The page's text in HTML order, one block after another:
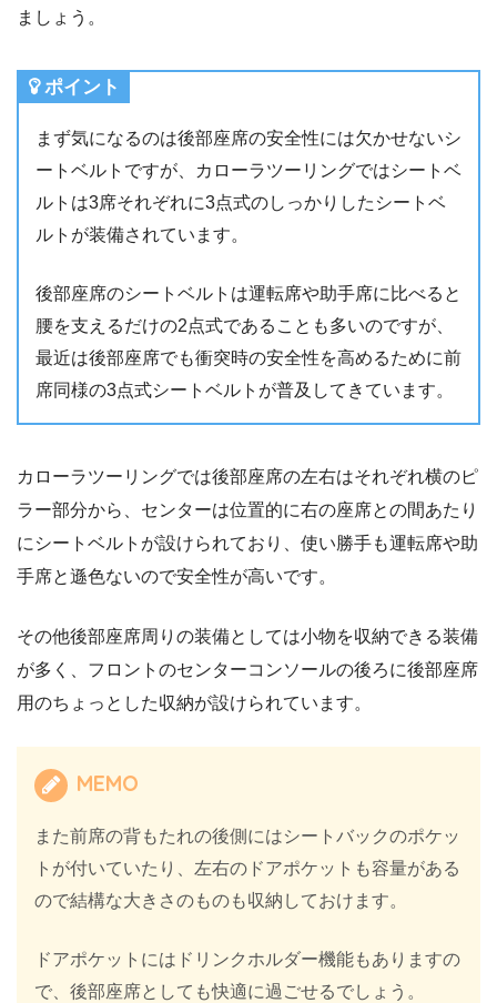
ましょう。
ポイント
まず気になるのは後部座席の安全性には欠かせないシ
ートベルトですが、カローラツーリングではシートベ
ルトは3席それぞれに3点式のしっかりしたシートベ
ルトが装備されています。
後部座席のシートベルトは運転席や助手席に比べると
腰を支えるだけの2点式であることも多いのですが、
最近は後部座席でも衝突時の安全性を高めるために前
席同様の3点式シートベルトが普及してきています。
カローラツーリングでは後部座席の左右はそれぞれ横のピ
ラー部分から、センターは位置的に右の座席との間あたり
にシートベルトが設けられており、使い勝手も運転席や助
手席と遜色ないので安全性が高いです。
その他後部座席周りの装備としては小物を収納できる装備
が多く、フロントのセンターコンソールの後ろに後部座席
用のちょっとした収納が設けられています。
MEMO
また前席の背もたれの後側にはシートバックのポケッ
トが付いていたり、左右のドアポケットも容量がある
ので結構な大きさのものも収納しておけます。
ドアポケットにはドリンクホルダー機能もありますの
で、後部座席としても快適に過ごせるでしょう。